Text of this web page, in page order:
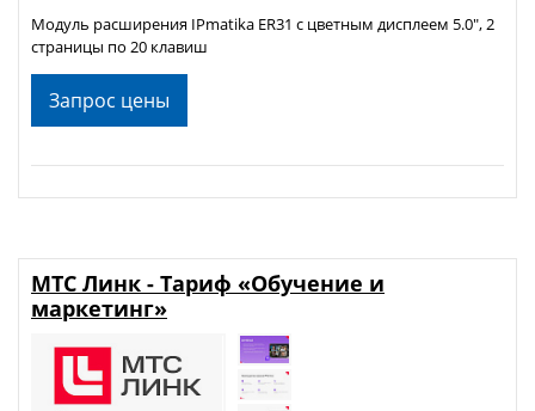
Запрос цены
Модуль расширения IPmatika ER31 с цветным дисплеем 5.0", 2
страницы по 20 клавиш
МТС Линк - Тариф «Обучение и
маркетинг»